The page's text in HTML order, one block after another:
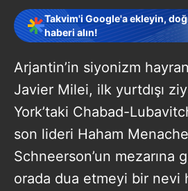
Takvim'i Google'a ekleyin,
haberi alın!
Arjantin’in siyonizm
Javier Milei, ilk yurtdışı
York’taki Chabad-
son lideri Haham
Schneerson’un mezarına
orada dua etmeyi bir nevi